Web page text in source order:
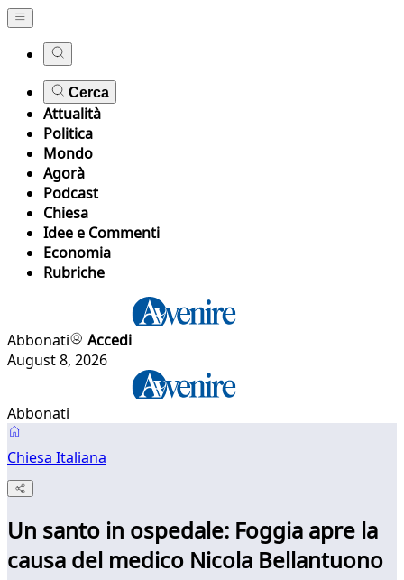
Cerca
Attualità
Politica
Mondo
Agorà
Podcast
Chiesa
Idee e Commenti
Economia
Rubriche
Abbonati
Accedi
August 8, 2026
Abbonati
Chiesa Italiana
Un santo in ospedale: Foggia apre la
causa del medico Nicola Bellantuono